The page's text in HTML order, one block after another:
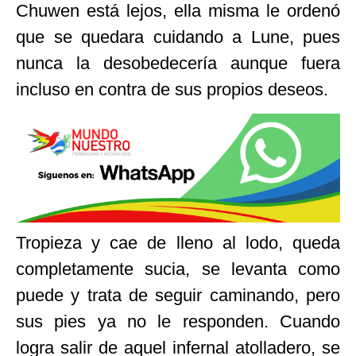
Chuwen está lejos, ella misma le ordenó
que se quedara cuidando a Lune, pues
nunca la desobedecería aunque fuera
incluso en contra de sus propios deseos.
Tropieza y cae de lleno al lodo, queda
completamente sucia, se levanta como
puede y trata de seguir caminando, pero
sus pies ya no le responden. Cuando
logra salir de aquel infernal atolladero, se